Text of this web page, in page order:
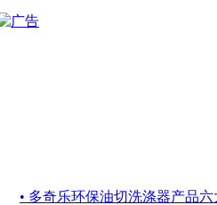
• 多奇乐环保油切洗涤器产品